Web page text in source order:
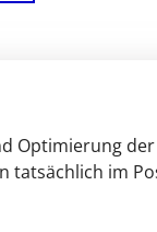
Optimierung
tatsächlich im